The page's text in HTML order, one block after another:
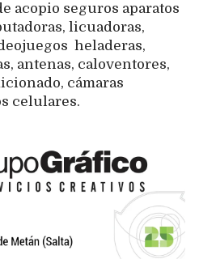
acopio seguros aparatos
licuadoras,
heladeras,
antenas, caloventores,
cámaras
celulares.